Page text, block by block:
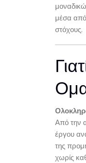
μέσα από
στόχους.
Από την
έργου
της
χωρίς